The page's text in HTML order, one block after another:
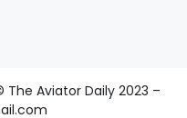
Aviator Daily 2023 –